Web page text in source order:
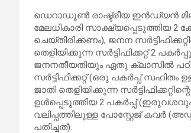
ഡെറാഡൂൺ രാഷ്ട്രീയ ഇൻഡ്യൻ
മേലധികാരി സാക്ഷ്യപ്പെടുത്തിയ 2
ചെയ്തിരിക്കണം), ജനന
തെളിയിക്കുന്ന സർട്ടിഫിക്കറ്റ് 2
ജനനതീയതിയും ഏതു ക്ലാസിൽ
സർട്ടിഫിക്കറ്റ് (ഒരു പകർപ്പ് സഹിതം
ജാതി തെളിയിക്കുന്ന
ഉൾപ്പെടുത്തിയ 2 പകർപ്പ്
വലിപ്പത്തിലുള്ള പോസ്റ്റേജ് കവർ
പതിച്ചത്).